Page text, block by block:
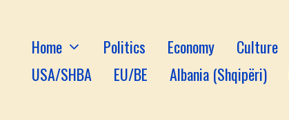
Home Politics Economy Culture
USA/SHBA
EU/BE Albania (Shqipëri)